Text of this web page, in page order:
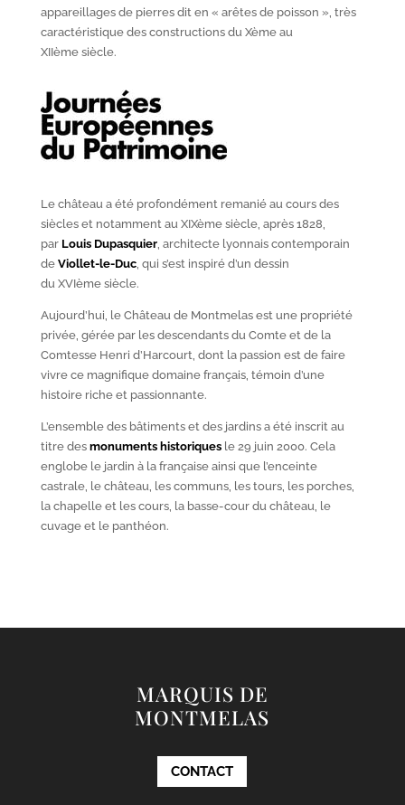
appareillages de pierres dit en « arêtes de poisson », très
caractéristique des constructions du Xèmeau
XIIèmesiècle.
Le château a été profondément remanié au cours des
siècles et notamment au XIXèmesiècle, après 1828,
par Louis Dupasquier, architecte lyonnais contemporain
de Viollet-le-Duc, qui s’est inspiré d’un dessin
du XVIèmesiècle.
Aujourd’hui, le Château de Montmelas est une propriété
privée, gérée par les descendants du Comte et de la
Comtesse Henri d’Harcourt, dont la passion est de faire
vivre ce magnifique domaine français, témoin d’une
histoire riche et passionnante.
L’ensemble des bâtiments et des jardins a été inscrit au
titre des monuments historiquesle 29 juin 2000. Cela
englobe le jardin à la française ainsi que l’enceinte
castrale, le château, les communs, les tours, les porches,
la chapelle et les cours, la basse-cour du château, le
cuvage et le panthéon.
MARQUIS DE
MONTMELAS
CONTACT